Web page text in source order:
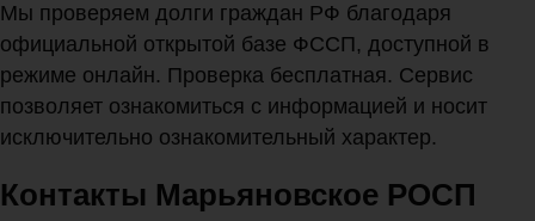
Мы проверяем долги граждан РФ благодаря
официальной открытой базе ФССП, доступной в
режиме онлайн. Проверка бесплатная. Сервис
позволяет ознакомиться с информацией и носит
исключительно ознакомительный характер.
Контакты Марьяновское РОСП